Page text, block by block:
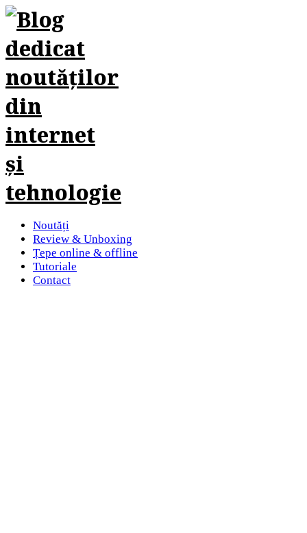
Noutăți
Review & Unboxing
Țepe online & offline
Tutoriale
Contact